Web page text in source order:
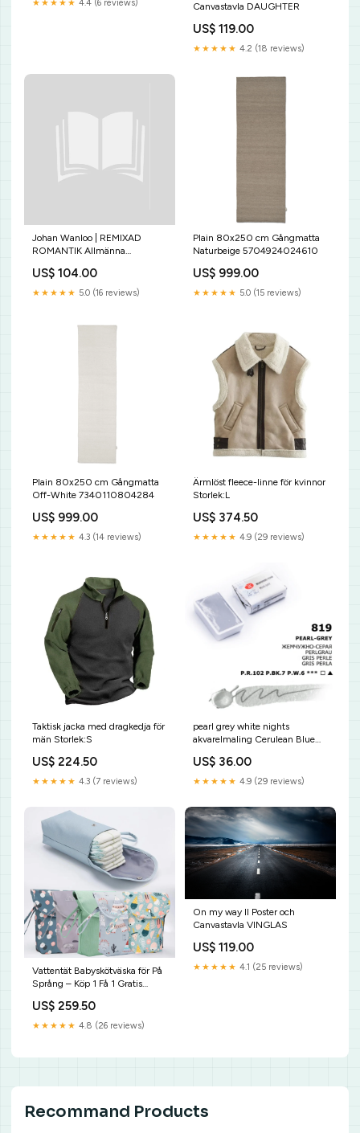
★★★★★ 4.4 (6 reviews) Canvastavla DAUGHTER
US$ 119.00
★★★★★ 4.2 (18 reviews)
Johan Wanloo | REMIXAD
ROMANTIK Allmänna
US$ 104.00
★★★★★ 5.0 (16 reviews)
Plain 80x250 cm Gångmatta
Naturbeige 5704924024610
US$ 999.00
★★★★★ 5.0 (15 reviews)
Plain 80x250 cm Gångmatta
Off-White 7340110804284
US$ 999.00
★★★★★ 4.3 (14 reviews)
Ärmlöst fleece-linne för kvinnor
Storlek:L
US$ 374.50
★★★★★ 4.9 (29 reviews)
Taktisk jacka med dragkedja för
män Storlek:S
US$ 224.50
★★★★★ 4.3 (7 reviews)
pearl grey white nights
akvarelmaling Cerulean Blue
US$ 36.00
★★★★★ 4.9 (29 reviews)
Vattentät Babyskötväska för På
Språng – Köp 1 Få 1 Gratis
Jewelry
US$ 259.50
★★★★★ 4.8 (26 reviews)
On my way II Poster och
Canvastavla VINGLAS
US$ 119.00
★★★★★ 4.1 (25 reviews)
Recommand Products